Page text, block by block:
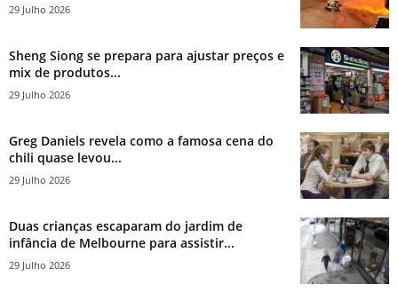
29 Julho 2026
Sheng Siong se prepara para ajustar preços e
mix de produtos...
29 Julho 2026
Greg Daniels revela como a famosa cena do
chili quase levou...
29 Julho 2026
Duas crianças escaparam do jardim de
infância de Melbourne para assistir...
29 Julho 2026